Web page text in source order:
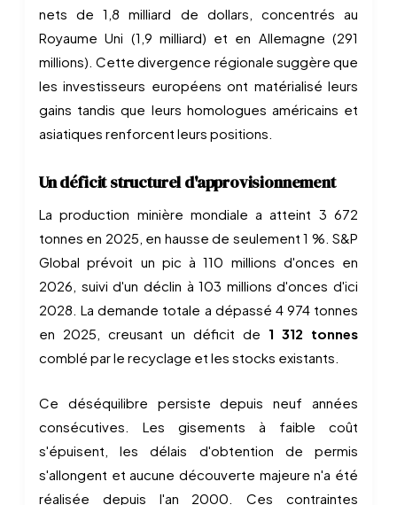
nets de 1,8 milliard de dollars, concentrés au
Royaume Uni (1,9 milliard) et en Allemagne (291
millions). Cette divergence régionale suggère que
les investisseurs européens ont matérialisé leurs
gains tandis que leurs homologues américains et
asiatiques renforcent leurs positions.
Un déficit structurel d'approvisionnement
La production minière mondiale a atteint 3 672
tonnes en 2025, en hausse de seulement 1 %. S&P
Global prévoit un pic à 110 millions d'onces en
2026, suivi d'un déclin à 103 millions d'onces d'ici
2028. La demande totale a dépassé 4 974 tonnes
en 2025, creusant un déficit de 1 312 tonnes
comblé par le recyclage et les stocks existants.
Ce déséquilibre persiste depuis neuf années
consécutives. Les gisements à faible coût
s'épuisent, les délais d'obtention de permis
s'allongent et aucune découverte majeure n'a été
réalisée depuis l'an 2000. Ces contraintes